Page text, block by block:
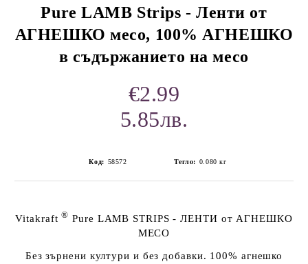
Pure LAMB Strips - Ленти от
АГНЕШКО месо, 100% АГНЕШКО
в съдържанието на месо
€2.99
5.85лв.
Код: 58572 Тегло: 0.080 кг
Vitakraft ® Pure LAMB STRIPS - ЛЕНТИ от АГНЕШКО
МЕСО
Без зърнени култури и без добавки. 100% агнешко